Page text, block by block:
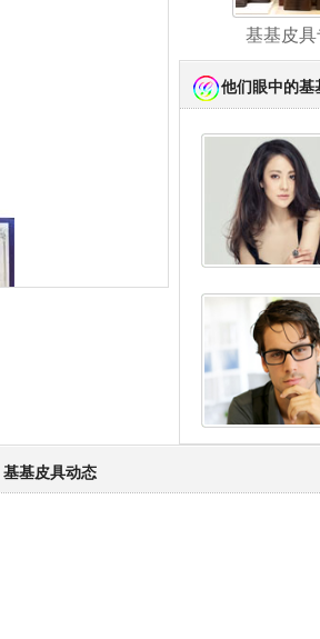
基基皮
他们眼中的基
基基皮具动态